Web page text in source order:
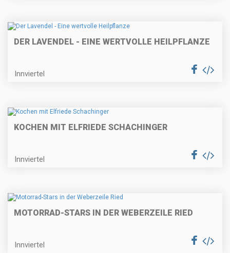
DER LAVENDEL - EINE WERTVOLLE HEILPFLANZE
Innviertel
KOCHEN MIT ELFRIEDE SCHACHINGER
Innviertel
MOTORRAD-STARS IN DER WEBERZEILE RIED
Innviertel